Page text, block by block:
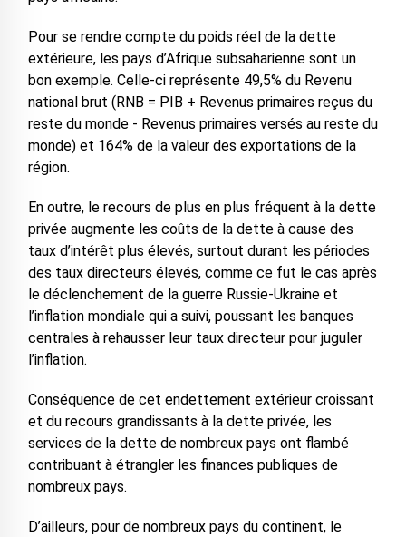
Pour se rendre compte du poids réel de la dette
extérieure, les pays d’Afrique subsaharienne sont un
bon exemple. Celle-ci représente 49,5% du Revenu
national brut (RNB = PIB + Revenus primaires reçus du
reste du monde - Revenus primaires versés au reste du
monde) et 164% de la valeur des exportations de la
région.
En outre, le recours de plus en plus fréquent à la dette
privée augmente les coûts de la dette à cause des
taux d’intérêt plus élevés, surtout durant les périodes
des taux directeurs élevés, comme ce fut le cas après
le déclenchement de la guerre Russie-Ukraine et
l’inflation mondiale qui a suivi, poussant les banques
centrales à rehausser leur taux directeur pour juguler
l’inflation.
Conséquence de cet endettement extérieur croissant
et du recours grandissants à la dette privée, les
services de la dette de nombreux pays ont flambé
contribuant à étrangler les finances publiques de
nombreux pays.
D’ailleurs, pour de nombreux pays du continent, le